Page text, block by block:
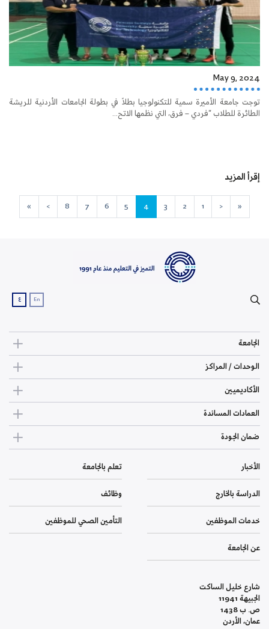
May 9, 2024
توجت جامعة الأميرة سمية للتكنولوجيا بطلاً في بطولة الجامعات الأردنية للريشة
الطائرة للطلاب “فردي – فرق، التي نظمها الاتح...
إقرأ المزيد
«
<
1
2
3
4
5
6
7
8
>
»
En ع
الجامعة
الوحدات / المراكز
الأكاديميين
العمادات المساندة
ضمان الجودة
الأخبار تعلم بالجامعة
الدراسة بالخارج وظائف
خدمات الموظفين التأمين الصحي للموظفين
عن الجامعة
شارع خليل الساكت
الجبيهة 11941
ص. ب 1438
عمان، الأردن